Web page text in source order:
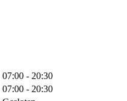
07:00 - 20:30
07:00 - 20:30